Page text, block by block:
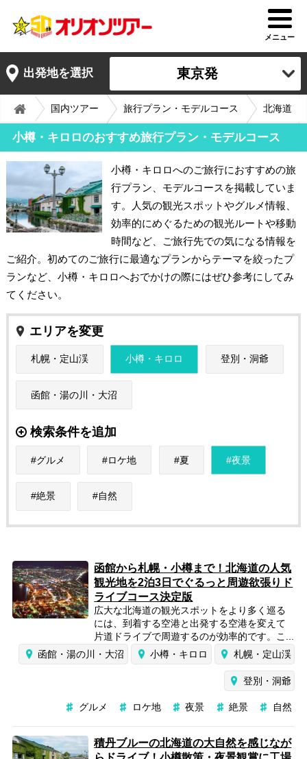
メニュー
出発地を選択 東京発
国内ツアー 旅行プラン・モデルコース 北海道
小樽・キロロのおすすめ旅行プラン・モデルコース
小樽・キロロへのご旅行におすすめの旅
行プラン、モデルコースを掲載していま
す。人気の観光スポットやグルメ情報、
効率的にめぐるための観光ルートや移動
時間など、ご旅行先での気になる情報を
ご紹介。初めてのご旅行に最適なプランからテーマを絞ったプ
ランなど、小樽・キロロへおでかけの際にはぜひ参考にしてみ
てください。
エリアを変更
札幌・定山渓 小樽・キロロ 登別・洞爺
函館・湯の川・大沼
検索条件を追加
グルメ ロケ地 夏 夜景
絶景 自然
函館から札幌・小樽まで！北海道の人気
観光地を2泊3日でぐるっと周遊欲張りド
ライブコース決定版
広大な北海道の観光スポットをより多く巡る
には、到着する空港と出発する空港を変えて
片道ドライブで周遊するのが効率的です。こ...
函館・湯の川・大沼
小樽・キロロ 札幌・定山渓
登別・洞爺
グルメ ロケ地 夜景 絶景 自然
積丹ブルーの北海道の大自然を感じなが